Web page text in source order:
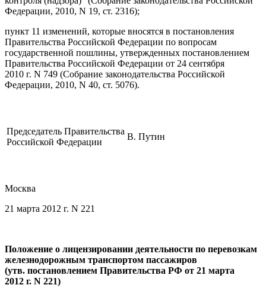
Федерации, 2010, N 19, ст. 2316);
пункт 11 изменений, которые вносятся в постановления
Правительства Российской Федерации по вопросам
государственной пошлины, утвержденных постановлением
Правительства Российской Федерации от 24 сентября
2010 г. N 749 (Собрание законодательства Российской
Федерации, 2010, N 40, ст. 5076).
Председатель Правительства
Российской Федерации
В. Путин
Москва
21 марта 2012 г. N 221
Положение о лицензировании деятельности по перевозкам
железнодорожным транспортом пассажиров
(утв. постановлением Правительства РФ от 21 марта
2012 г. N 221)